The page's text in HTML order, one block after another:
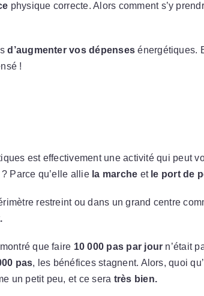
physique correcte. Alors comment s’y
d’augmenter vos dépenses énergétiques.
!
est effectivement une activité qui peut
Parce qu’elle allie la marche etle port de
restreint ou dans un grand centre
que faire 10 000 pas par jour n’était
pas, les bénéfices stagnent. Alors, quoi
un petit peu, et ce sera très bien.